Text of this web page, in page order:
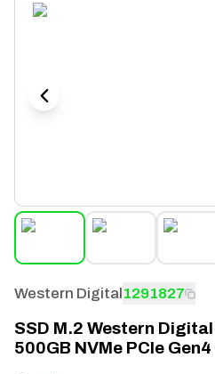
Western Digital1291827
SSD M.2 Western
500GB NVMe PCIe